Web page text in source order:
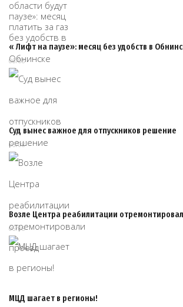
« Лифт на паузе»: месяц без удобств в
06/08
Суд вынес важное для отпускников решение
06/08
Возле Центра реабилитации
06/08
МЦД шагает в регионы!